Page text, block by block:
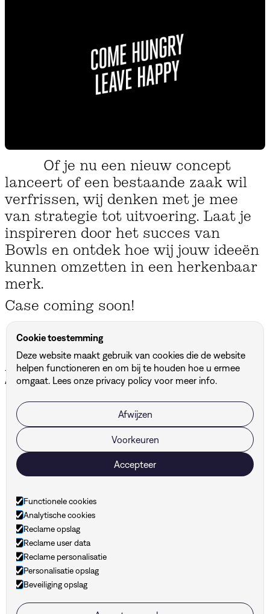
Of je nu een nieuw concept
lanceert of een bestaande zaak wil
verfrissen, wij denken met je mee
van strategie tot uitvoering. Laat je
inspireren door het succes van
Bowls en ontdek hoe wij jouw ideeën
kunnen omzetten in een herkenbaar
merk.
Case coming soon!
Andere projecten
Alle projecten ↗
BUF
DBG Architects & Engineers
Klaar om je merk naar
het volgende niveau te
hello@hunt-branding.be
Cookie toestemming
Deze website maakt gebruik van cookies die de website
helpen functioneren en om bij te houden hoe u ermee
omgaat. Lees onze privacy policy voor meer info.
Afwijzen
Voorkeuren
Accepteer
Functionele cookies
Analytische cookies
Reclame opslag
Reclame user data
Reclame personalisatie
Personalisatie opslag
Beveiliging opslag